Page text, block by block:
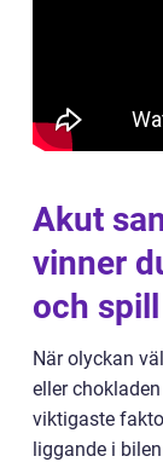
Akut
vinner
och spill
När olyckan
eller
viktigaste
liggande i